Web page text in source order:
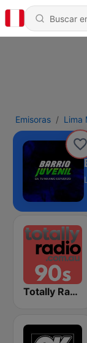
Emisoras Lima
Totally Radio 90s